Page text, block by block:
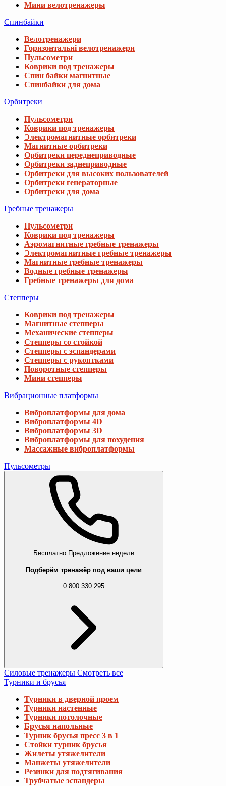
Мини велотренажеры
Спинбайки
Велотренажери
Горизонтальні велотренажери
Пульсометри
Коврики под тренажеры
Спин байки магнитные
Спинбайки для дома
Орбитреки
Пульсометри
Коврики под тренажеры
Электромагнитные орбитреки
Магнитные орбитреки
Орбитреки переднеприводные
Орбитреки заднеприводные
Орбитреки для высоких пользователей
Орбитреки генераторные
Орбитреки для дома
Гребные тренажеры
Пульсометри
Коврики под тренажеры
Аэромагнитные гребные тренажеры
Электромагнитные гребные тренажеры
Магнитные гребные тренажеры
Водные гребные тренажеры
Гребные тренажеры для дома
Степперы
Коврики под тренажеры
Магнитные степперы
Механические степперы
Степперы со стойкой
Степперы с эспандерами
Степперы с рукоятками
Поворотные степперы
Мини степперы
Вибрационные платформы
Виброплатформы для дома
Виброплатформы 4D
Виброплатформы 3D
Виброплатформы для похудения
Массажные виброплатформы
Пульсометры
Бесплатно Предложение недели
Подберём тренажёр под ваши цели
0 800 330 295
Силовые тренажеры Смотреть все
Турники и брусья
Турники в дверной проем
Турники настенные
Турники потолочные
Брусья напольные
Турник брусья пресс 3 в 1
Стойки турник брусья
Жилеты утяжелители
Манжеты утяжелители
Резинки для подтягивания
Трубчатые эспандеры